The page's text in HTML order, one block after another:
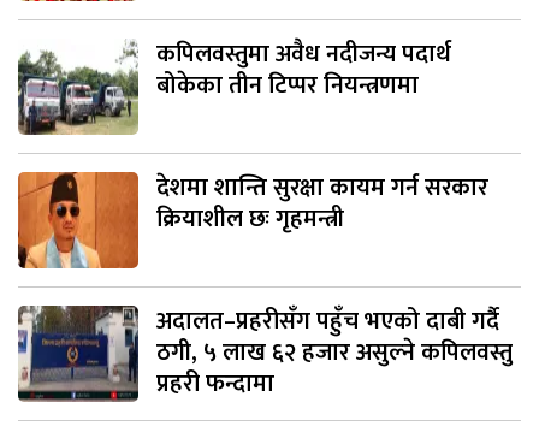
कपिलवस्तुमा अवैध नदीजन्य पदार्थ
बोकेका तीन टिप्पर नियन्त्रणमा
देशमा शान्ति सुरक्षा कायम गर्न सरकार
क्रियाशील छः गृहमन्त्री
अदालत–प्रहरीसँग पहुँच भएको दाबी गर्दै
ठगी, ५ लाख ६२ हजार असुल्ने कपिलवस्तु
प्रहरी फन्दामा